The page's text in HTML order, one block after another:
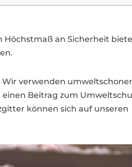
an Sicherheit
verwenden
Beitrag zum
können sich auf unseren